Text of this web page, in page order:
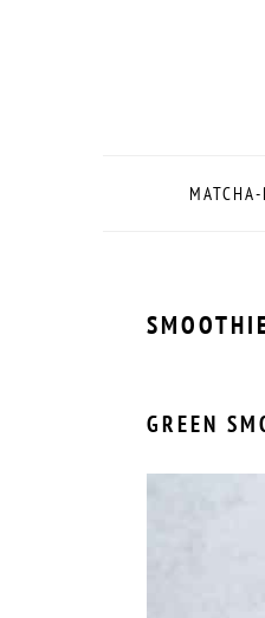
GREEN